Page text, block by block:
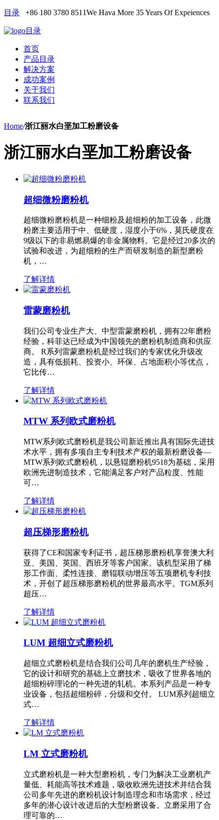
目录 +86 180 3780 8511We Hava More 35 Years Of Expeiences
目录
首页
产品目录
解决方案
成功案例
关于我们
联系我们
Home/浙江丽水白垩加工粉磨设备
浙江丽水白垩加工粉磨设备
超细微粉磨粉机
超细微粉磨粉机是一种细粉及超细粉的加工设备，此微
粉磨主要适用于中、低硬度，湿度小于6%，莫氏硬度在
9级以下的非易燃易爆的非金属物料。它是经过20多次的
试验和改进，为超细粉的生产而研发制造的新型磨粉
机，…
了解详情
雷蒙磨粉机
我们公司专业生产大、中型雷蒙磨粉机，拥有22年磨粉
经验，科菲达已经成为中国领先的磨粉机制造商和供应
商。 R系列雷蒙磨粉机是经过我们的专家优化升级改
造，具有低损耗、投资小、环保、占地面积小等优点，
它比传…
了解详情
MTW 系列欧式磨粉机
MTW系列欧式磨粉机是我公司新近推出具有国际先进技
术水平，拥有多项自主专利技术产权的最新粉磨设备—
MTW系列欧式磨粉机，以悬辊磨粉机9518为基础，采用
欧洲先进制造技术，它能满足客户对产品粒度、性能
可…
了解详情
超压梯形磨粉机
获得了CE和国家专利证书，超压梯形磨粉机享誉澳大利
亚、美国、英国、西班牙等客户国家。该机型采用了梯
形工作面、柔性连接、磨辊联动增压等五项磨机专利技
术，开创了超压梯形磨粉机的世界最高水平。TGM系列
超压…
了解详情
LUM 超细立式磨粉机
超细立式磨粉机是结合我们公司几年的磨机生产经验，
它的设计和研究的基础上立磨技术，吸收了世界各地的
超细粉碎理论的一种先进的轧机。本系列产品是一种专
业设备，包括超细粉碎，分级和交付。 LUM系列超细立
式…
了解详情
LM 立式磨粉机
立式磨粉机是一种大型磨粉机，专门为解决工业磨机产
量低、耗能高等技术难题，吸收欧洲先进技术并结合我
公司多年先进的磨粉机设计制造理念和市场需求，经过
多年的潜心设计改进后的大型粉磨设备。立磨采用了合
理可靠的…